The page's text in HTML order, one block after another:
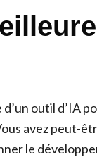
outil d’IA
avez peut-
le